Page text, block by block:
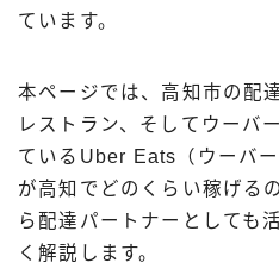
Uber Eats
出前館
ています。
本ページでは、高知市の配
レストラン、そしてウーバ
ているUber Eats（ウーバ
が高知でどのくらい稼げる
ら配達パートナーとしても
く解説します。